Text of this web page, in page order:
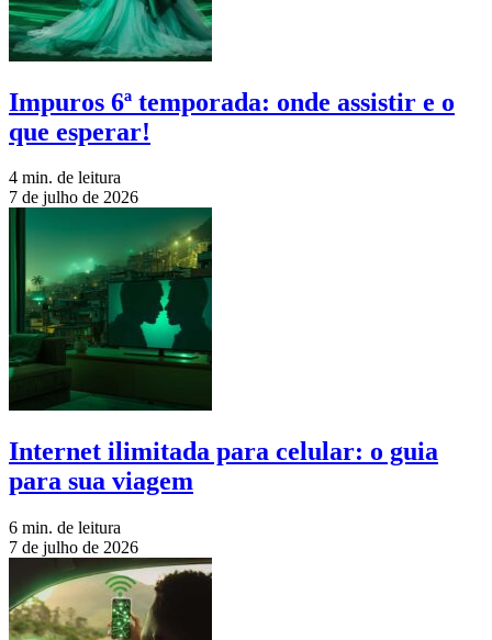
Impuros 6ª temporada: onde assistir e o
que esperar!
4 min. de leitura
7 de julho de 2026
Internet ilimitada para celular: o guia
para sua viagem
6 min. de leitura
7 de julho de 2026